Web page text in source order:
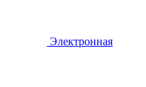
Электронная